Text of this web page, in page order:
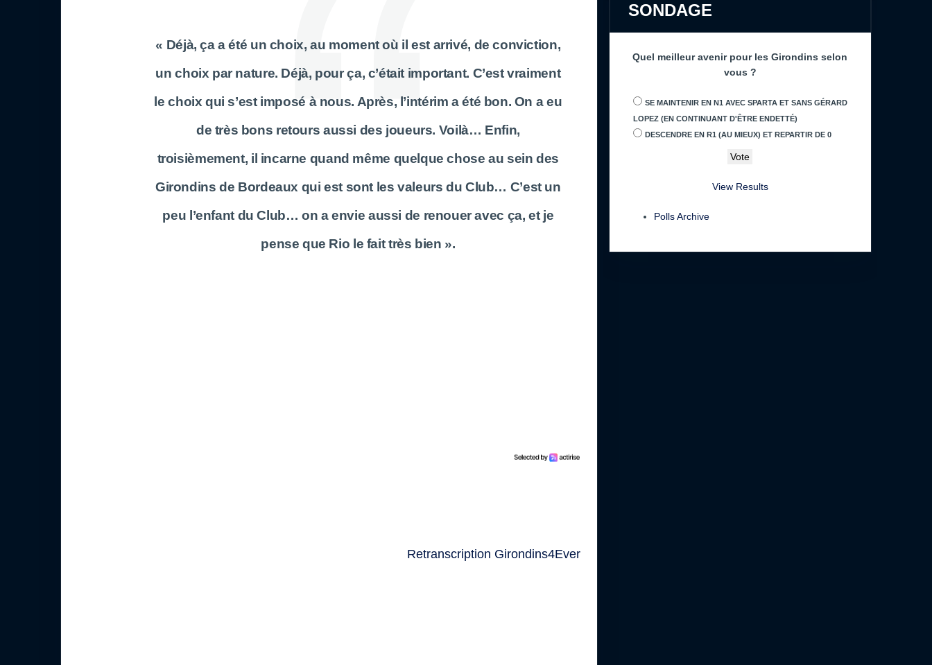
« Déjà, ça a été un choix, au moment où il est arrivé, de conviction,
un choix par nature. Déjà, pour ça, c’était important. C’est vraiment
le choix qui s’est imposé à nous. Après, l’intérim a été bon. On a eu
de très bons retours aussi des joueurs. Voilà… Enfin,
troisièmement, il incarne quand même quelque chose au sein des
Girondins de Bordeaux qui est sont les valeurs du Club… C’est un
peu l’enfant du Club… on a envie aussi de renouer avec ça, et je
pense que Rio le fait très bien ».
Retranscription Girondins4Ever
SONDAGE
Quel meilleur avenir pour les Girondins selon
vous ?
SE MAINTENIR EN N1 AVEC SPARTA ET SANS GÉRARD
LOPEZ (EN CONTINUANT D'ÊTRE ENDETTÉ)
DESCENDRE EN R1 (AU MIEUX) ET REPARTIR DE 0
View Results
Polls Archive